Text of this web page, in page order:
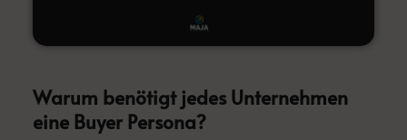
Warum benötigt jedes Unternehmen
eine Buyer Persona?